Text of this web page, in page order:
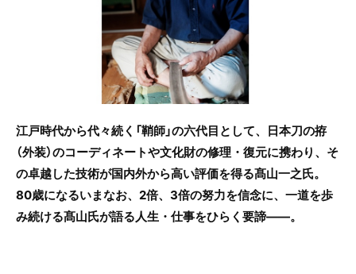
江戸時代から代々続く「鞘師」の六代目として、日本刀の拵
（外装）のコーディネートや文化財の修理・復元に携わり、そ
の卓越した技術が国内外から高い評価を得る髙山一之氏。
80歳になるいまなお、2倍、3倍の努力を信念に、一道を歩
み続ける髙山氏が語る人生・仕事をひらく要諦――。